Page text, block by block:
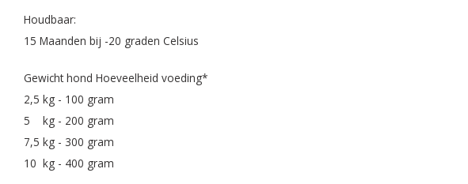
Houdbaar:
15 Maanden bij -20 graden Celsius
Gewicht hond Hoeveelheid voeding*
2,5 kg - 100 gram
5 kg - 200 gram
7,5 kg - 300 gram
10 kg - 400 gram